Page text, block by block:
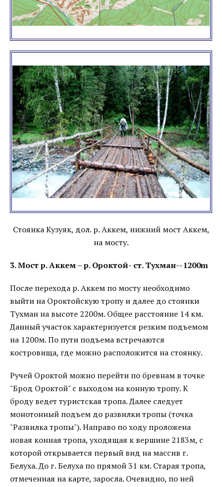
Стоянка Кузуяк, дол. р. Аккем, нижний мост Аккем,
на мосту.
3. Мост р. Аккем – р. Ороктой- ст. Тухман--1200m
После перехода р. Аккем по мосту необходимо
выйти на Ороктойскую тропу и далее до стоянки
Тухман на высоте 2200м. Общее расстояние 14 км.
Данный участок характеризуется резким подъемом
на 1200м. По пути подъема встречаются
костровища, где можно расположится на стоянку.
Ручей Ороктой можно перейти по бревнам в точке
"Брод Ороктой" с выходом на конную тропу. К
броду ведет туристская тропа. Далее следует
монотонный подъем до развилки тропы (точка
"Развилка тропы"). Направо по ходу проложена
новая конная тропа, уходящая к вершине 2183м, с
которой открывается первый вид на массив г.
Белуха. До г. Белуха по прямой 31 км. Старая тропа,
отмеченная на карте, заросла. Очевидно, по ней